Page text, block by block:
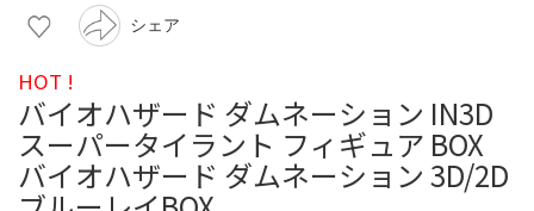
シェア
HOT !
バイオハザード ダムネーション IN3D
スーパータイラント フィギュア BOX
バイオハザード ダムネーション 3D/2D